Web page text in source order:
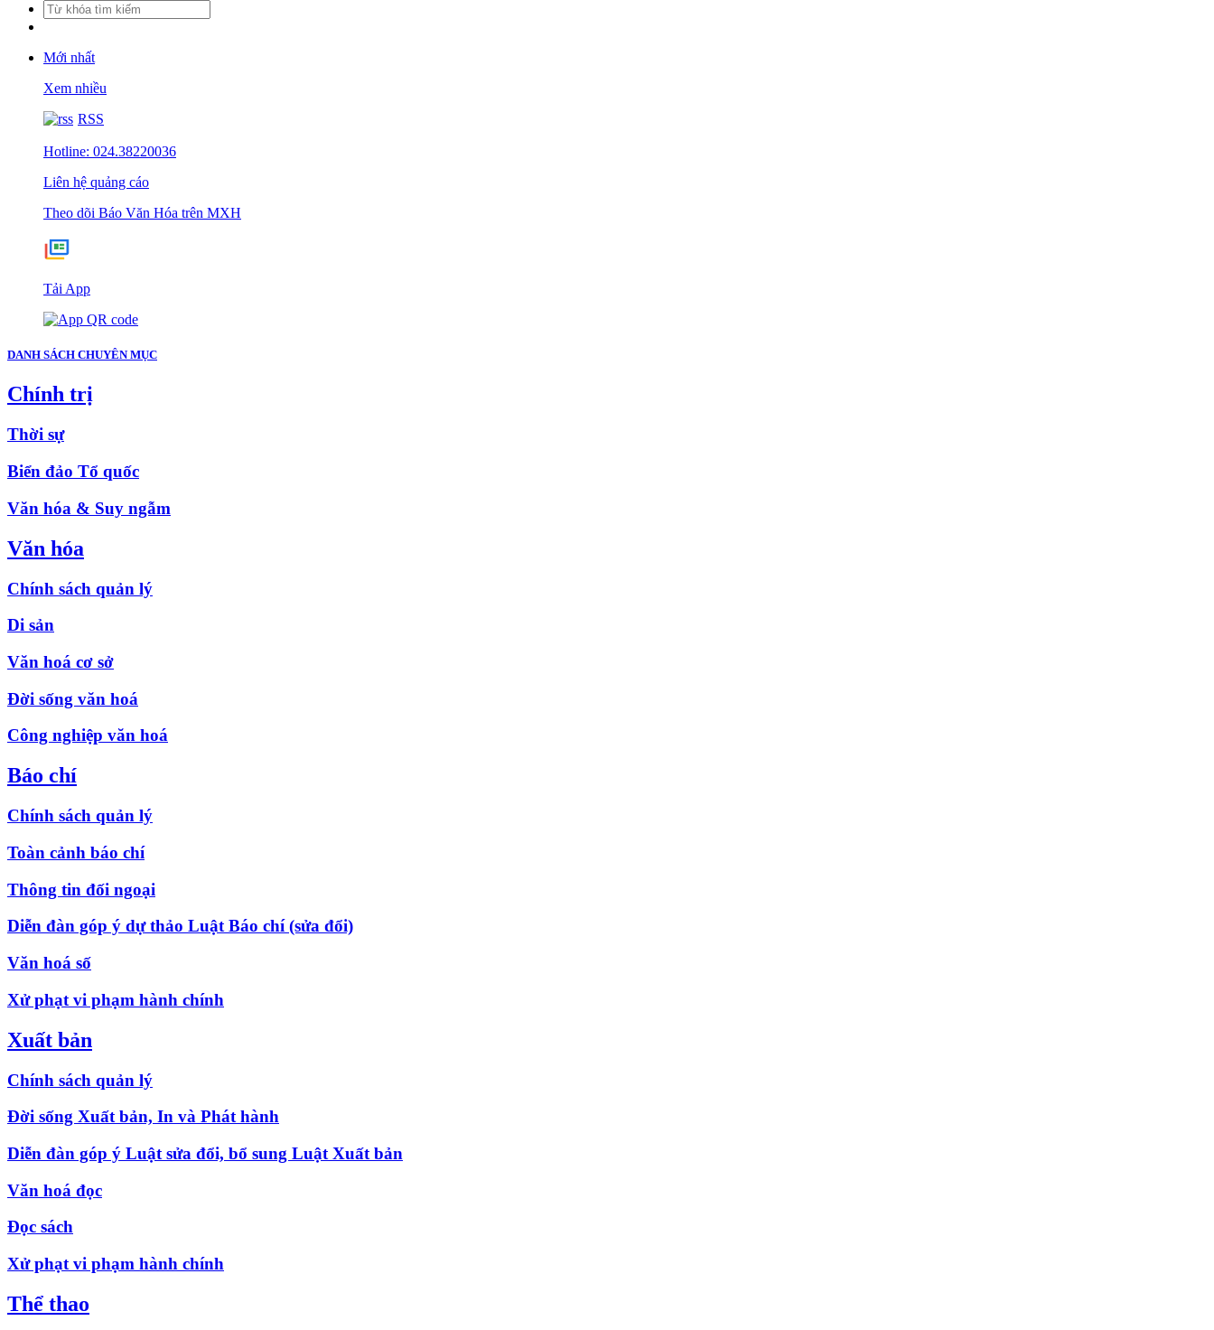
Mới nhất
Xem nhiều
RSS
Hotline: 024.38220036
Liên hệ quảng cáo
Theo dõi Báo Văn Hóa trên MXH
Tải App
DANH SÁCH CHUYÊN MỤC
Chính trị
Thời sự
Biển đảo Tổ quốc
Văn hóa & Suy ngẫm
Văn hóa
Chính sách quản lý
Di sản
Văn hoá cơ sở
Đời sống văn hoá
Công nghiệp văn hoá
Báo chí
Chính sách quản lý
Toàn cảnh báo chí
Thông tin đối ngoại
Diễn đàn góp ý dự thảo Luật Báo chí (sửa đổi)
Văn hoá số
Xử phạt vi phạm hành chính
Xuất bản
Chính sách quản lý
Đời sống Xuất bản, In và Phát hành
Diễn đàn góp ý Luật sửa đổi, bổ sung Luật Xuất bản
Văn hoá đọc
Đọc sách
Xử phạt vi phạm hành chính
Thể thao